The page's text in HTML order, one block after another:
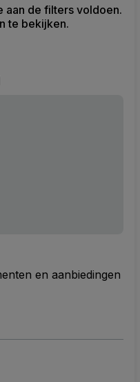
aan de filters voldoen.
te bekijken.
en aanbiedingen